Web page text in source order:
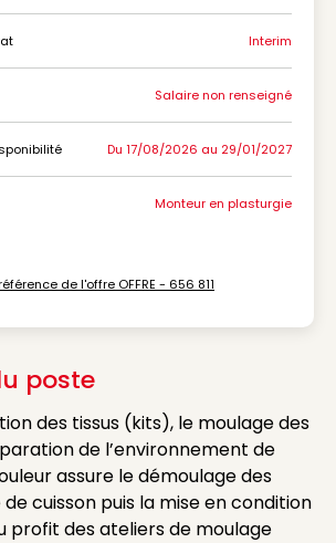
mission
contrat
Interim
Salaire non renseigné
disponibilité
Du 17/08/2026 au 29/01/2027
Monteur en plasturgie
de l'offre OFFRE - 656 811
poste
des tissus (kits), le moulage des
de l’environnement de
assure le démoulage des
cuisson puis la mise en condition
profit des ateliers de moulage